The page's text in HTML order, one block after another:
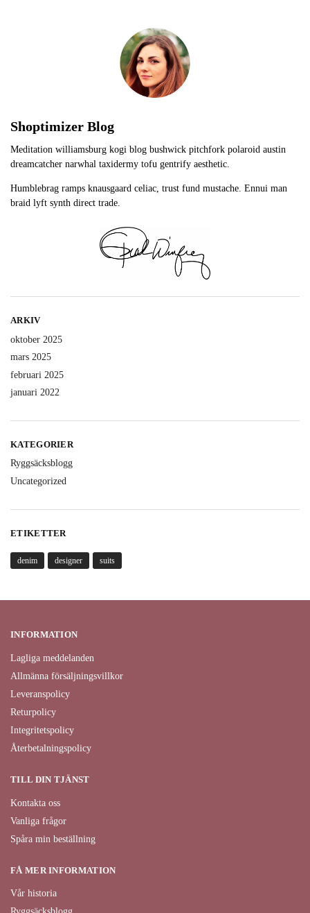
Shoptimizer Blog
Meditation williamsburg kogi blog bushwick pitchfork polaroid austin
dreamcatcher narwhal taxidermy tofu gentrify aesthetic.
Humblebrag ramps knausgaard celiac, trust fund mustache. Ennui man
braid lyft synth direct trade.
ARKIV
oktober 2025
mars 2025
februari 2025
januari 2022
KATEGORIER
Ryggsäcksblogg
Uncategorized
ETIKETTER
denim designer suits
INFORMATION
Lagliga meddelanden
Allmänna försäljningsvillkor
Leveranspolicy
Returpolicy
Integritetspolicy
Återbetalningspolicy
TILL DIN TJÄNST
Kontakta oss
Vanliga frågor
Spåra min beställning
FÅ MER INFORMATION
Vår historia